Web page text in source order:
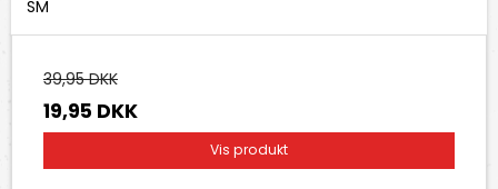
SM
39,95 DKK
19,95 DKK
Vis produkt